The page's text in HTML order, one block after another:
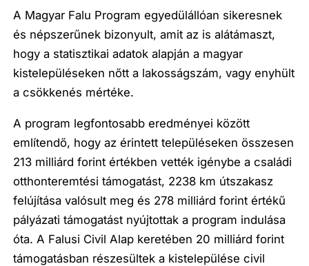
A Magyar Falu Program egyedülállóan sikeresnek
és népszerűnek bizonyult, amit az is alátámaszt,
hogy a statisztikai adatok alapján a magyar
kistelepüléseken nőtt a lakosságszám, vagy enyhült
a csökkenés mértéke.
A program legfontosabb eredményei között
említendő, hogy az érintett településeken összesen
213 milliárd forint értékben vették igénybe a családi
otthonteremtési támogatást, 2238 km útszakasz
felújítása valósult meg és 278 milliárd forint értékű
pályázati támogatást nyújtottak a program indulása
óta. A Falusi Civil Alap keretében 20 milliárd forint
támogatásban részesültek a kistelepülése civil